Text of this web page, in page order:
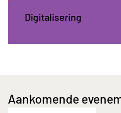
Digitalisering
Aankomende